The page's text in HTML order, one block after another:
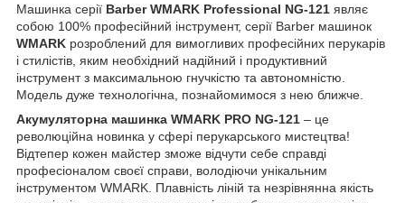
Машинка серії Barber WMARK Professional NG-121 являє
собою 100% професійний інструмент, серії Barber машинок
WMARK розроблений для вимогливих професійних перукарів
і стилістів, яким необхідний надійний і продуктивний
інструмент з максимальною гнучкістю та автономністю.
Модель дуже технологічна, познайомимося з нею ближче.
Акумуляторна машинка WMARK PRO NG-121 – це
революційна новинка у сфері перукарського мистецтва!
Відтепер кожен майстер зможе відчути себе справді
професіоналом своєї справи, володіючи унікальним
інструментом WMARK. Плавність ліній та незрівнянна якість